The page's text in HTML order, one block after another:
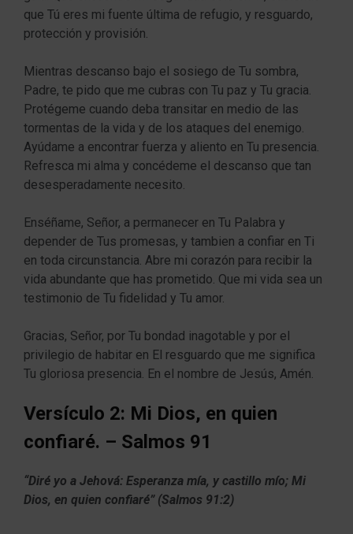
que Tú eres mi fuente última de refugio, y resguardo,
protección y provisión.
Mientras descanso bajo el sosiego de Tu sombra,
Padre, te pido que me cubras con Tu paz y Tu gracia.
Protégeme cuando deba transitar en medio de las
tormentas de la vida y de los ataques del enemigo.
Ayúdame a encontrar fuerza y aliento en Tu presencia.
Refresca mi alma y concédeme el descanso que tan
desesperadamente necesito.
Enséñame, Señor, a permanecer en Tu Palabra y
depender de Tus promesas, y tambien a confiar en Ti
en toda circunstancia. Abre mi corazón para recibir la
vida abundante que has prometido. Que mi vida sea un
testimonio de Tu fidelidad y Tu amor.
Gracias, Señor, por Tu bondad inagotable y por el
privilegio de habitar en El resguardo que me significa
Tu gloriosa presencia. En el nombre de Jesús, Amén.
Versículo 2: Mi Dios, en quien
confiaré. – Salmos 91
“Diré yo a Jehová: Esperanza mía, y castillo mío; Mi
Dios, en quien confiaré” (Salmos 91:2)